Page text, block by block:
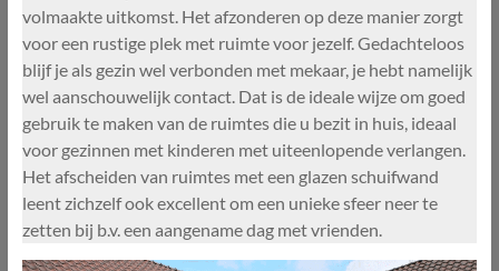
volmaakte uitkomst. Het afzonderen op deze manier zorgt
voor een rustige plek met ruimte voor jezelf. Gedachteloos
blijf je als gezin wel verbonden met mekaar, je hebt namelijk
wel aanschouwelijk contact. Dat is de ideale wijze om goed
gebruik te maken van de ruimtes die u bezit in huis, ideaal
voor gezinnen met kinderen met uiteenlopende verlangen.
Het afscheiden van ruimtes met een glazen schuifwand
leent zichzelf ook excellent om een unieke sfeer neer te
zetten bij b.v. een aangename dag met vrienden.